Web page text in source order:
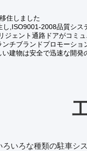
住しました
,ISO9001-2008品質シス
ェント通路ドアがコミ
チブランドプロモーショ
建物は安全で迅速な開発
いろな種類の駐車